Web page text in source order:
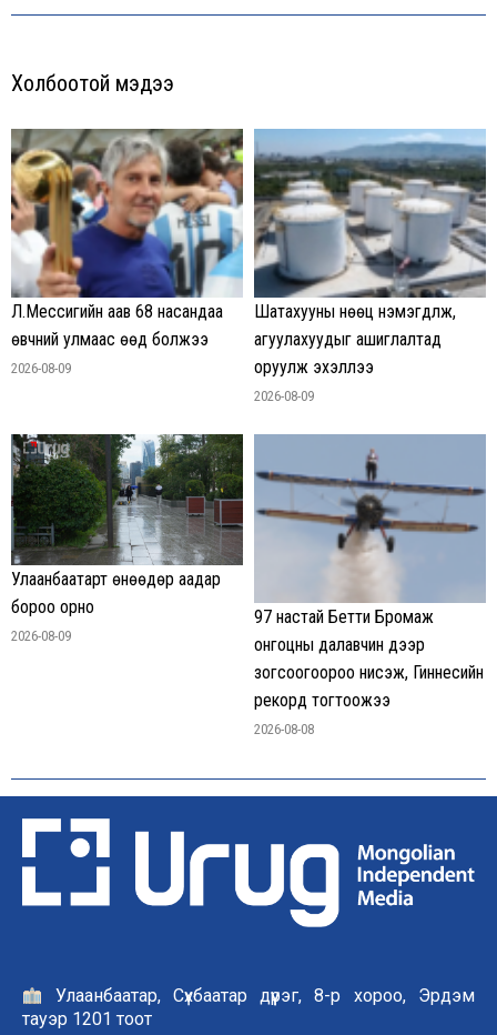
Холбоотой мэдээ
Л.Мессигийн аав 68 насандаа
өвчний улмаас өөд болжээ
2026-08-09
Шатахууны нөөц нэмэгдүүлж,
агуулахуудыг ашиглалтад
оруулж эхэллээ
2026-08-09
Улаанбаатарт өнөөдөр аадар
бороо орно
2026-08-09
97 настай Бетти Бромаж
онгоцны далавчин дээр
зогсоогоороо нисэж, Гиннесийн
рекорд тогтоожээ
2026-08-08
Улаанбаатар, Сүхбаатар дүүрэг, 8-р хороо, Эрдэм
тауэр 1201 тоот